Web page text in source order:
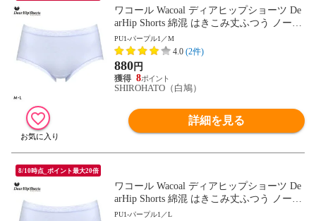
ワコール Wacoal ディアヒップショーツ De
arHip Shorts 綿混 はきこみ丈ふつう ノーマ
ルショーツ ML
PU1-パープル1／M
4.0 (2件)
880円
8
SHIROHATO（白鳩）
詳細を見る
8/10時点_ポイント最大20倍
ワコール Wacoal ディアヒップショーツ De
arHip Shorts 綿混 はきこみ丈ふつう ノーマ
ルショーツ ML
PU1-パープル1／L